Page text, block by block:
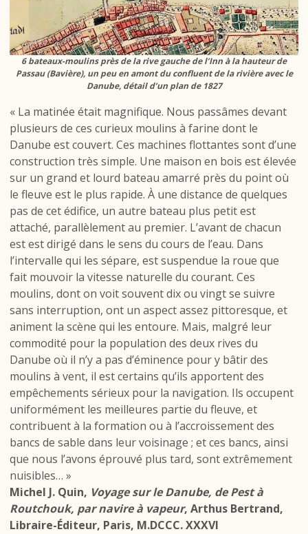
6 bateaux-moulins près de la rive gauche de l’Inn à la hauteur de
Passau (Bavière), un peu en amont du confluent de la rivière avec le
Danube, détail d’un plan de 1827
« La matinée était magnifique. Nous passâmes devant
plusieurs de ces curieux moulins à farine dont le
Danube est couvert. Ces machines flottantes sont d’une
construction très simple. Une maison en bois est élevée
sur un grand et lourd bateau amarré près du point où
le fleuve est le plus rapide. À une distance de quelques
pas de cet édifice, un autre bateau plus petit est
attaché, parallèlement au premier. L’avant de chacun
est est dirigé dans le sens du cours de l’eau. Dans
l’intervalle qui les sépare, est suspendue la roue que
fait mouvoir la vitesse naturelle du courant. Ces
moulins, dont on voit souvent dix ou vingt se suivre
sans interruption, ont un aspect assez pittoresque, et
animent la scène qui les entoure. Mais, malgré leur
commodité pour la population des deux rives du
Danube où il n’y a pas d’éminence pour y bâtir des
moulins à vent, il est certains qu’ils apportent des
empêchements sérieux pour la navigation. Ils occupent
uniformément les meilleures partie du fleuve, et
contribuent à la formation ou à l’accroissement des
bancs de sable dans leur voisinage ; et ces bancs, ainsi
que nous l’avons éprouvé plus tard, sont extrêmement
nuisibles… »
Michel J. Quin, Voyage sur le Danube, de Pest à
Routchouk, par navire à vapeur, Arthus Bertrand,
Libraire-Éditeur, Paris, M.DCCC. XXXVI